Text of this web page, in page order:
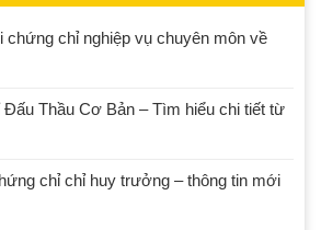
chứng chỉ nghiệp vụ chuyên môn về
Thầu Cơ Bản – Tìm hiểu chi tiết từ
chỉ chỉ huy trưởng – thông tin mới